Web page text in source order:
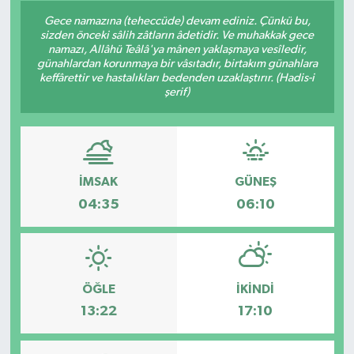
Gece namazına (teheccüde) devam ediniz. Çünkü bu,
sizden önceki sâlih zâtların âdetidir. Ve muhakkak gece
namazı, Allâhü Teâlâ'ya mânen yaklaşmaya vesîledir,
günahlardan korunmaya bir vâsıtadır, birtakım günahlara
keffârettir ve hastalıkları bedenden uzaklaştırır. (Hadis-i
şerif)
İMSAK
04:35
GÜNEŞ
06:10
ÖĞLE
13:22
İKINDI
17:10
GÜNDEM
HABERDE İNSAN
MAGAZİN
MEDYA
ÖZEL HABER
POLİTİKA
SAĞLIK